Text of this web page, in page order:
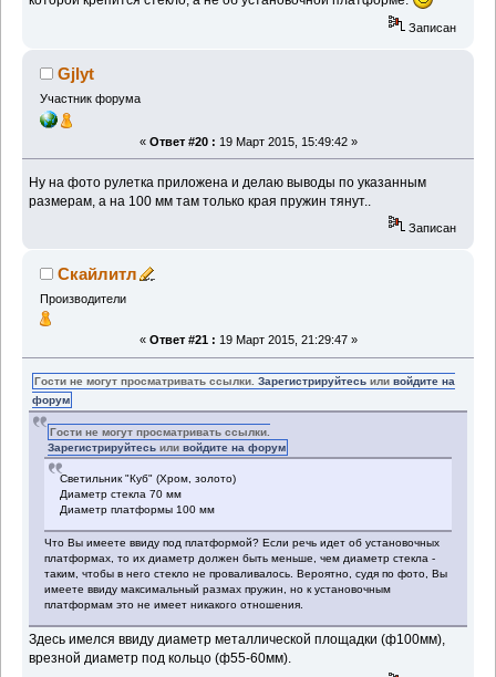
Записан
Gjlyt
Участник форума
« Ответ #20 : 19 Март 2015, 15:49:42 »
Ну на фото рулетка приложена и делаю выводы по указанным
размерам, а на 100 мм там только края пружин тянут..
Записан
Скайлитл
Производители
« Ответ #21 : 19 Март 2015, 21:29:47 »
Гости не могут просматривать ссылки.Зарегистрируйтесь иливойдите на
форум
Гости не могут просматривать ссылки.
Зарегистрируйтесь иливойдите на форум
Светильник "Куб" (Хром, золото)
Диаметр стекла 70 мм
Диаметр платформы 100 мм
Что Вы имеете ввиду под платформой? Если речь идет об установочных
платформах, то их диаметр должен быть меньше, чем диаметр стекла -
таким, чтобы в него стекло не проваливалось. Вероятно, судя по фото, Вы
имеете ввиду максимальный размах пружин, но к установочным
платформам это не имеет никакого отношения.
Здесь имелся ввиду диаметр металлической площадки (ф100мм),
врезной диаметр под кольцо (ф55-60мм).